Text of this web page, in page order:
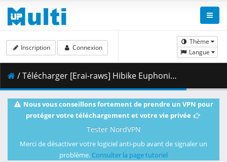
Thème
Langue
Inscription Connexion
/ Télécharger [Erai-raws] Hibike Euphonium 3 - 06 [1080p][Multiple Subtitle][099D3E74].mkv.003 ( 487.17 MB )
Nous vous conseillons fortement de prendre un VPN pour
protéger votre téléchargement et votre vie privée
Tester NordVPN
Merci de désactiver votre logiciel anti-pub avant de signaler un
problème. Consulter la page tutoriel